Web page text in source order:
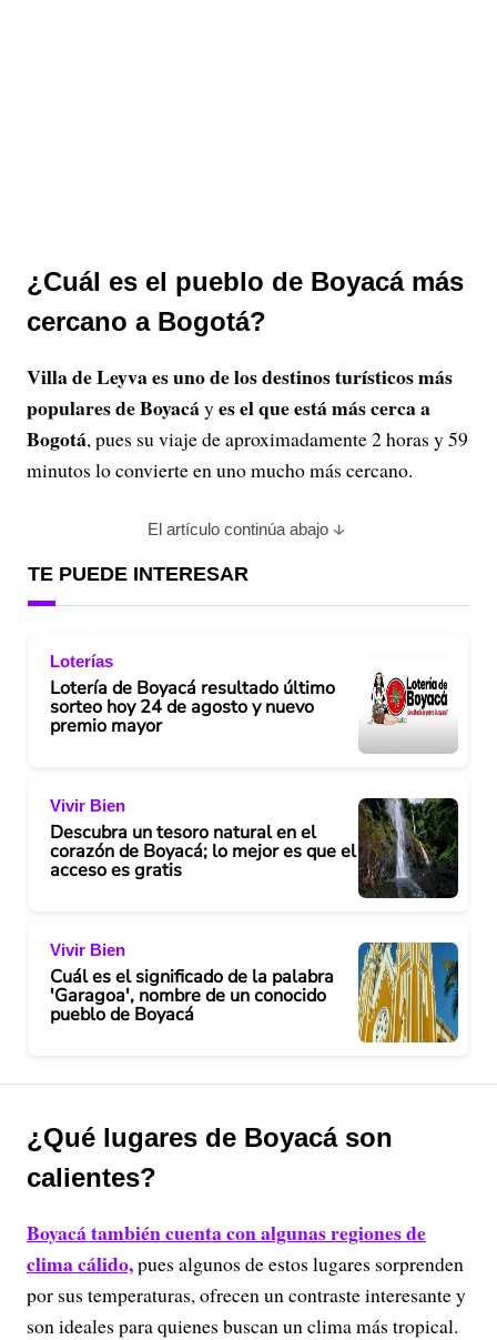
¿Cuál es el pueblo de Boyacá más
cercano a Bogotá?
Villa de Leyva es uno de los destinos turísticos más
populares de Boyacáyes el que está más cerca a
Bogotá, pues su viaje de aproximadamente 2 horas y 59
minutos lo convierte en uno mucho más cercano.
El artículo continúa abajo
TE PUEDE INTERESAR
Loterías
Lotería de Boyacá resultado último
sorteo hoy 24 de agosto y nuevo
premio mayor
Vivir Bien
Descubra un tesoro natural en el
corazón de Boyacá; lo mejor es que el
acceso es gratis
Vivir Bien
Cuál es el significado de la palabra
'Garagoa', nombre de un conocido
pueblo de Boyacá
¿Qué lugares de Boyacá son
calientes?
Boyacá también cuenta con algunas regiones de
clima cálido,pues algunos de estos lugares sorprenden
por sus temperaturas, ofrecen un contraste interesante y
son ideales para quienes buscan un clima más tropical.